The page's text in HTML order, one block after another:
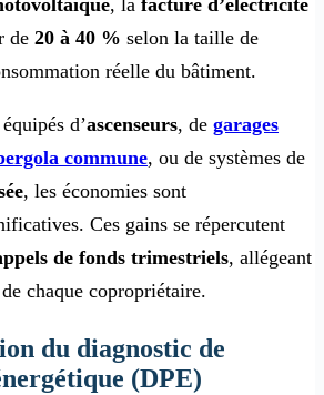
, la facture d’électricité
de 20 à 40 % selon la taille de
réelle du bâtiment.
d’ascenseurs, de garages
commune, ou de systèmes de
, les économies sont
Ces gains se répercutent
de fonds trimestriels, allégeant
chaque copropriétaire.
du diagnostic de
(DPE)